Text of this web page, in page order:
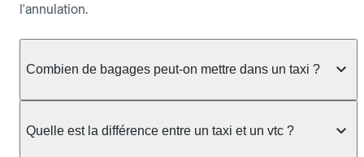
l'annulation.
Combien de bagages peut-on mettre dans un taxi ?
taxi berline accueille en général jusqu'à 3 bagages
Quelle est la différence entre un taxi et un vtc ?